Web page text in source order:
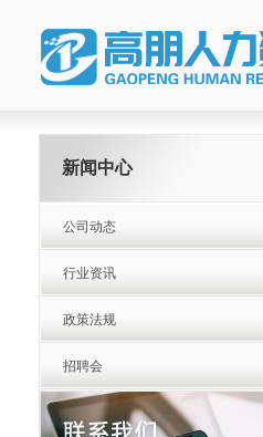
新闻中心
公司动态
行业资讯
政策法规
招聘会